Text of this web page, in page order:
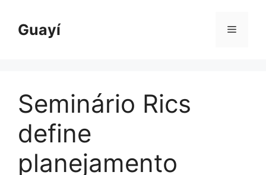
Guayí Menu
Seminário Rics
define
planejamento